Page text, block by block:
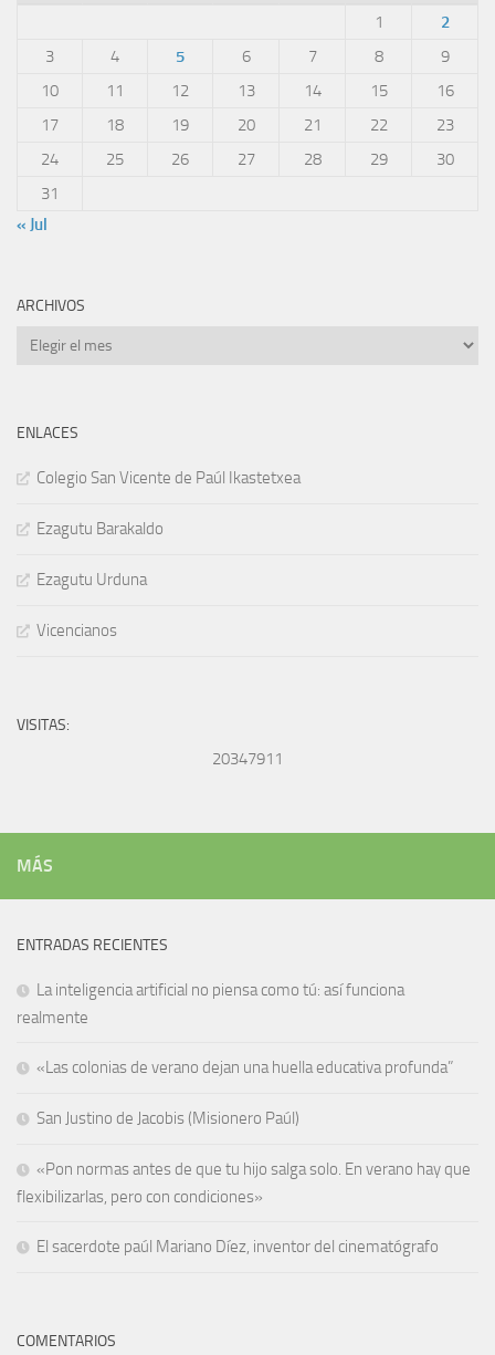
1
2
3
4 5 6 7 8
9
10
11 12 13 14 15
16
17
18 19 20 21 22
23
24
25 26 27 28 29
30
31
« Jul
ARCHIVOS
Archivos
ENLACES
Colegio San Vicente de Paúl Ikastetxea
Ezagutu Barakaldo
Ezagutu Urduna
Vicencianos
VISITAS:
20347911
MÁS
ENTRADAS RECIENTES
La inteligencia artificial no piensa como tú: así funciona
realmente
«Las colonias de verano dejan una huella educativa profunda”
San Justino de Jacobis (Misionero Paúl)
«Pon normas antes de que tu hijo salga solo. En verano hay que
flexibilizarlas, pero con condiciones»
El sacerdote paúl Mariano Díez, inventor del cinematógrafo
COMENTARIOS